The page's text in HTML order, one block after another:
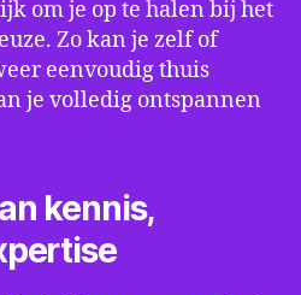
om je op te halen bij het
Zo kan je zelf of
eenvoudig thuis
je volledig ontspannen
kennis,